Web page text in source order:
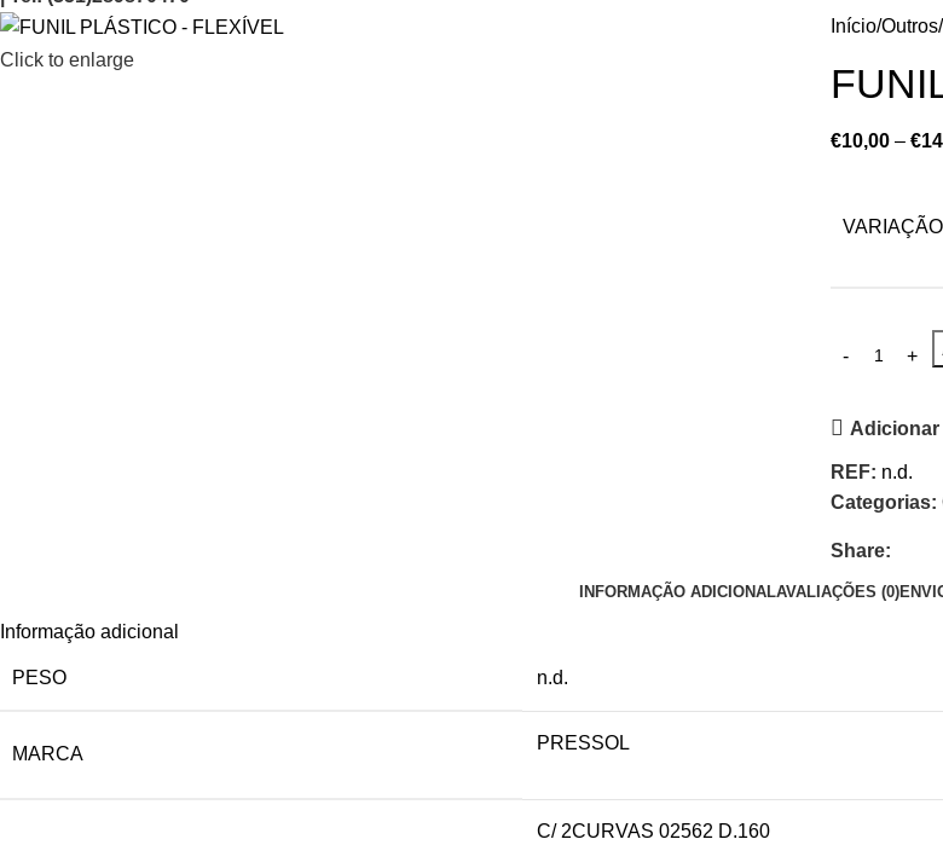
Click to enlarge
Início Outros
€10,00 – €
VARIAÇÃO
Adicionar
REF: n.d.
Categorias:
Share:
INFORMAÇÃO ADICIONALAVALIAÇÕES (0)
Informação adicional
PESO n.d.
MARCA
PRESSOL
C/ 2CURVAS 02562 D.160